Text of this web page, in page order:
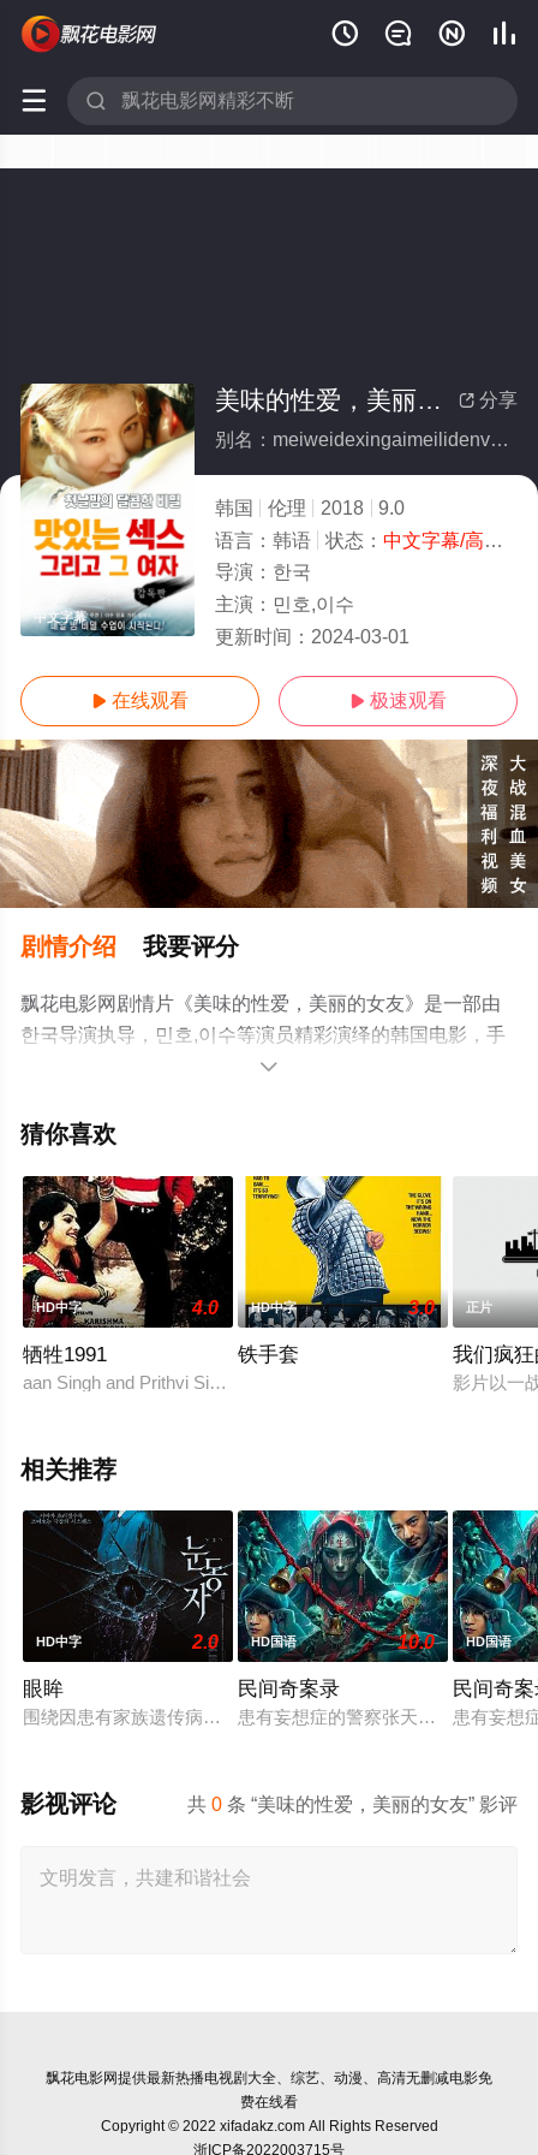
   
 
中文字幕
 分享
美味的性爱，美丽的女友
别名：meiweidexingaimeilidenvyou
韩国 伦理 2018
9.0
语言： 韩语 状态： 中文字幕/高清
导演： 한국
主演： 민호,이수
更新时间： 2024-03-01
 在线观看  极速观看
剧情介绍 我要评分
飘花电影网剧情片《美味的性爱，美丽的女友》是一部由
한국导演执导，민호,이수等演员精彩演绎的韩国电影，手
机免费观看高清未删减完整版电影大全就上飘花影院，更
解。
。

猜你喜欢
HD中字 4.0
牺牲1991
aan Singh and Prithvi Singh's families have been locked in a
HD中字 3.0
铁手套
正片
我们疯
影片以一
相关推荐
HD中字 2.0
眼眸
围绕因患有家族遗传病而导致视力逐渐丧失的摄影师瑞真展开
HD国语 10.0
民间奇案录
患有妄想症的警察张天盛遇上一起离
HD国语
民间奇
患有妄想
共0 条 “美味的性爱，美丽的女友” 影评
影视评论
飘花电影网提供最新热播电视剧大全、综艺、动漫、高清无删减电影免
费在线看
Copyright © 2022 xifadakz.com All Rights Reserved
浙ICP备2022003715号